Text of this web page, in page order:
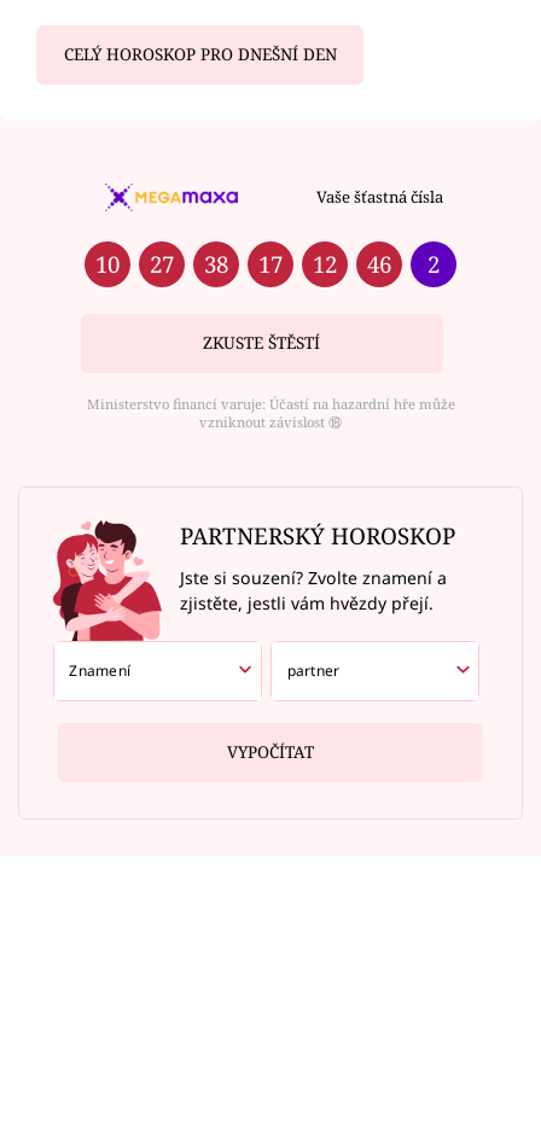
CELÝ HOROSKOP PRO DNEŠNÍ DEN
Vaše šťastná čísla
10 27 38 17 12 46 2
ZKUSTE ŠTĚSTÍ
Ministerstvo financí varuje: Účastí na hazardní hře může
vzniknout závislost ⑱
PARTNERSKÝ HOROSKOP
Jste si souzení? Zvolte znamení a
zjistěte, jestli vám hvězdy přejí.
VYPOČÍTAT